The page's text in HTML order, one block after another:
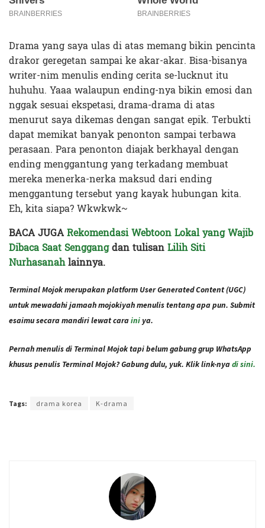
Drama yang saya ulas di atas memang bikin pencinta
drakor geregetan sampai ke akar-akar. Bisa-bisanya
writer-nim menulis ending cerita se-lucknut itu
huhuhu. Yaaa walaupun ending-nya bikin emosi dan
nggak sesuai ekspetasi, drama-drama di atas
menurut saya dikemas dengan sangat epik. Terbukti
dapat memikat banyak penonton sampai terbawa
perasaan. Para penonton diajak berkhayal dengan
ending menggantung yang terkadang membuat
mereka menerka-nerka maksud dari ending
menggantung tersebut yang kayak hubungan kita.
Eh, kita siapa? Wkwkwk~
BACA JUGARekomendasi Webtoon Lokal yang Wajib
Dibaca Saat Senggangdan tulisanLilih Siti
Nurhasanahlainnya.
Terminal Mojok merupakan platform User Generated Content (UGC)
untuk mewadahi jamaah mojokiyah menulis tentang apa pun. Submit
esaimu secara mandiri lewat caraini ya.
Pernah menulis di Terminal Mojok tapi belum gabung grup WhatsApp
khusus penulis Terminal Mojok? Gabung dulu, yuk. Klik link-nyadi sini.
Tags: drama korea K-drama